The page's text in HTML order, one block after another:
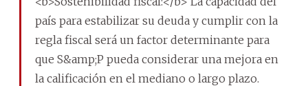
país para estabilizar su deuda y cumplir con la
regla fiscal será un factor determinante para
que S&amp;P pueda considerar una mejora en
la calificación en el mediano o largo plazo.